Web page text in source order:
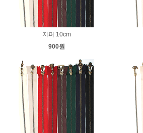
지퍼 10cm
900원